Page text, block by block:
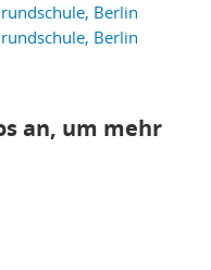
Berlin
Berlin
an, um mehr